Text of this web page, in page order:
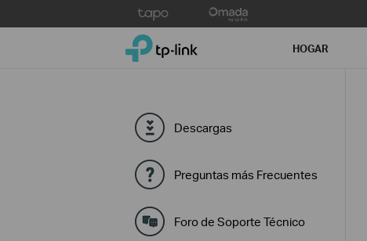
to
TP-Link, Reliably Smart HOGAR
Descargas
Preguntas más Frecuentes
Foro de Soporte Técnico